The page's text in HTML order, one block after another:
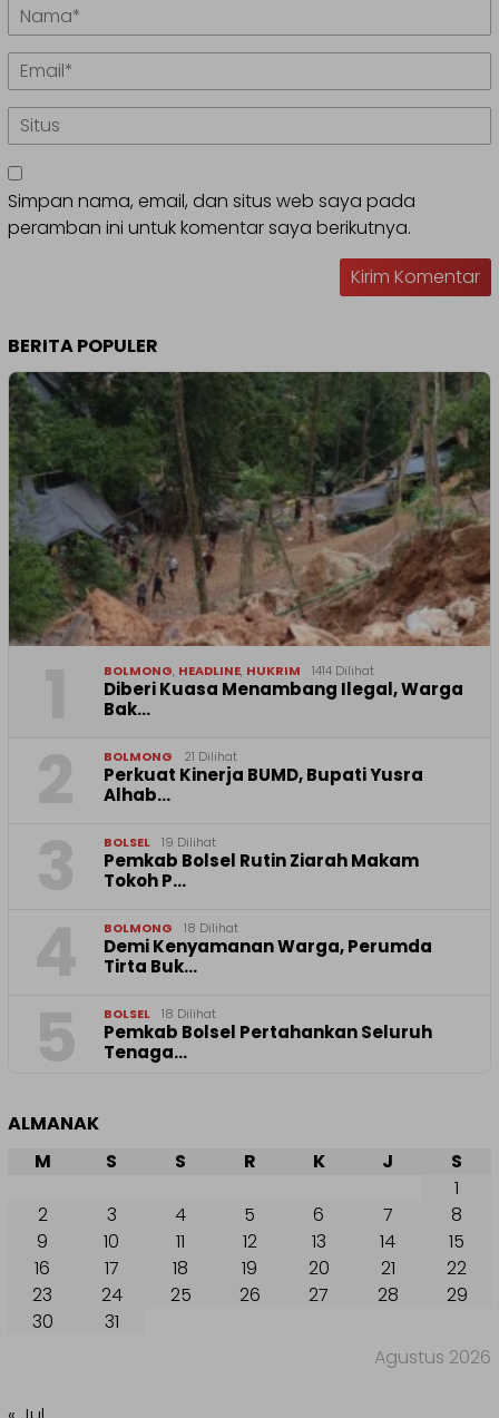
Simpan nama, email, dan situs web saya pada
peramban ini untuk komentar saya berikutnya.
BERITA POPULER
BOLMONG, HEADLINE, HUKRIM 1414 Dilihat
Diberi Kuasa Menambang Ilegal, Warga
Bak…
BOLMONG 21 Dilihat
Perkuat Kinerja BUMD, Bupati Yusra
Alhab…
BOLSEL 19 Dilihat
Pemkab Bolsel Rutin Ziarah Makam
Tokoh P…
BOLMONG 18 Dilihat
Demi Kenyamanan Warga, Perumda
Tirta Buk…
BOLSEL 18 Dilihat
Pemkab Bolsel Pertahankan Seluruh
Tenaga…
ALMANAK
Agustus 2026
M S S R K J
S
1
2
3 4 5 6 7
8
9
10 11 12 13 14
15
16
17 18 19 20 21
22
23
24 25 26 27 28
29
30
31